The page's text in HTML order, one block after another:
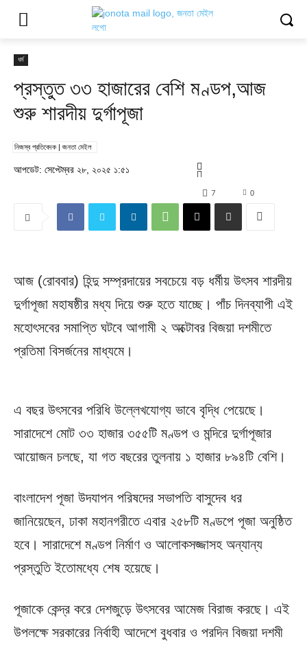
ধর্ম
প্রস্তুত ৩৩ হাজারের বেশি মণ্ডপ,আজ
শুরু শারদীয় দুর্গাপূজা
নিজস্ব প্রতিবেদক | জনতা মেইল
আপডেট: সেপ্টেম্বর ২৮, ২০২৫ ১:৫১
0
7
আজ (রোববার) হিন্দু সম্প্রদায়ের সবচেয়ে বড় ধর্মীয় উৎসব শারদীয়
দুর্গাপূজা মহাষষ্ঠীর মধ্য দিয়ে শুরু হতে যাচ্ছে। পাঁচ দিনব্যাপী এই
মহোৎসবের সমাপ্তি ঘটবে আগামী ২ অক্টোবর বিজয়া দশমীতে
প্রতিমা বিসর্জনের মাধ্যমে।
এ বছর উৎসবের পরিধি উল্লেখযোগ্য ভাবে বৃদ্ধি পেয়েছে।
সারাদেশে মোট ৩৩ হাজার ৩৫৫টি মণ্ডপ ও মন্দিরে দুর্গাপূজার
আয়োজন চলছে, যা গত বছরের তুলনায় ১ হাজার ৮৯৪টি বেশি।
বাংলাদেশ পূজা উদযাপন পরিষদের সভাপতি বাসুদেব ধর
জানিয়েছেন, ঢাকা মহানগরীতে এবার ২৫৮টি মণ্ডপে পূজা অনুষ্ঠিত
হবে। সারাদেশে মণ্ডপ নির্মাণ ও আলোকসজ্জাসহ অন্যান্য
প্রস্তুতি ইতোমধ্যে শেষ হয়েছে।
পূজাকে কেন্দ্র করে দেশজুড়ে উৎসবের আমেজ বিরাজ করছে। এই
উপলক্ষে সরকারের নির্বাহী আদেশে বুধবার ও পরদিন বিজয়া দশমী